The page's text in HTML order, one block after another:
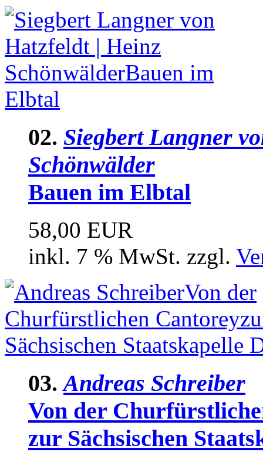
02. Siegbert Langner
Schönwälder
Bauen im Elbtal
58,00 EUR
inkl. 7 % MwSt. zzgl.
03.Andreas Schreiber
Von der
zur Sächsischen